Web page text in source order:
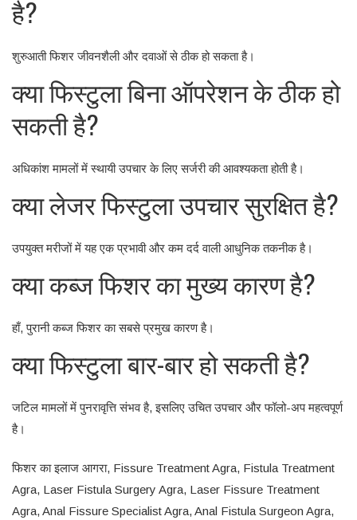
है?
शुरुआती फिशर जीवनशैली और दवाओं से ठीक हो सकता है।
क्या फिस्टुला बिना ऑपरेशन के ठीक हो
सकती है?
अधिकांश मामलों में स्थायी उपचार के लिए सर्जरी की आवश्यकता होती है।
क्या लेजर फिस्टुला उपचार सुरक्षित है?
उपयुक्त मरीजों में यह एक प्रभावी और कम दर्द वाली आधुनिक तकनीक है।
क्या कब्ज फिशर का मुख्य कारण है?
हाँ, पुरानी कब्ज फिशर का सबसे प्रमुख कारण है।
क्या फिस्टुला बार-बार हो सकती है?
जटिल मामलों में पुनरावृत्ति संभव है, इसलिए उचित उपचार और फॉलो-अप महत्वपूर्ण
है।
फिशर का इलाज आगरा, Fissure Treatment Agra, Fistula Treatment
Agra, Laser Fistula Surgery Agra, Laser Fissure Treatment
Agra, Anal Fissure Specialist Agra, Anal Fistula Surgeon Agra,